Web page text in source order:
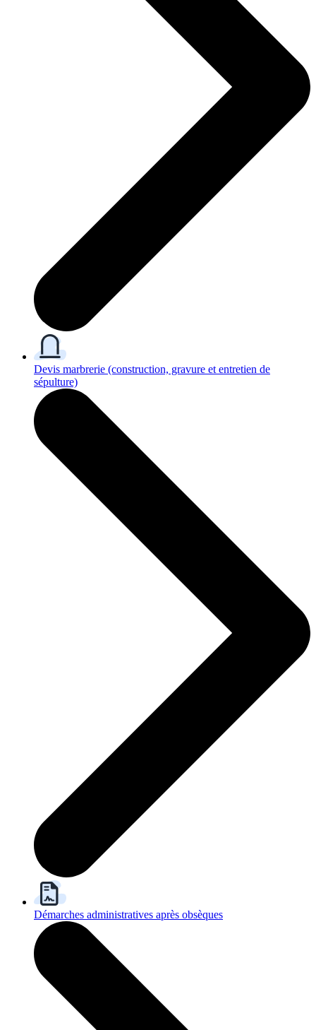
Devis marbrerie (construction, gravure et entretien de
sépulture)
Démarches administratives après obsèques